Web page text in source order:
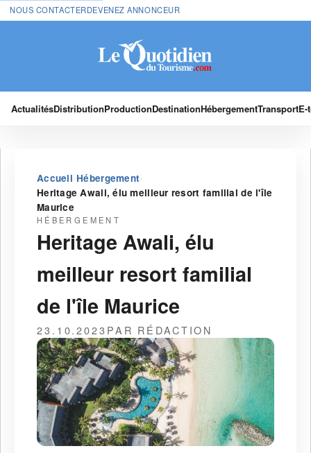
NOUS CONTACTERDEVENEZ ANNONCEUR
ActualitésDistributionProductionDestinationHébergementTransport
Accueil›Hébergement›
Heritage Awali, élu meilleur resort familial de l'île
Maurice
HÉBERGEMENT
Heritage Awali, élu
meilleur resort familial
de l'île Maurice
23.10.2023PAR RÉDACTION